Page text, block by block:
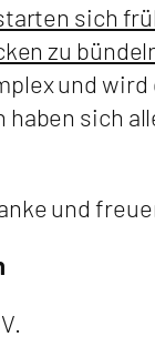
sich
zu
und
haben sich
und